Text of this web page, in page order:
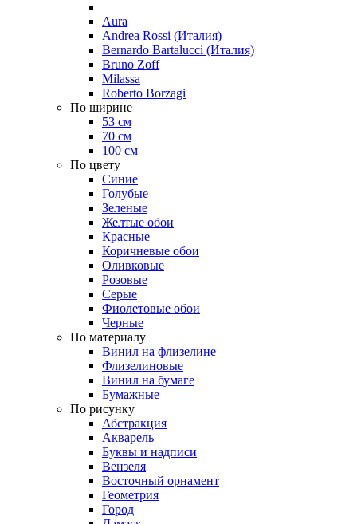
Aura
Andrea Rossi (Италия)
Bernardo Bartalucci (Италия)
Bruno Zoff
Milassa
Roberto Borzagi
По ширине
53 см
70 см
100 см
По цвету
Синие
Голубые
Зеленые
Желтые обои
Красные
Коричневые обои
Оливковые
Розовые
Серые
Фиолетовые обои
Черные
По материалу
Винил на флизелине
Флизелиновые
Винил на бумаге
Бумажные
По рисунку
Абстракция
Акварель
Буквы и надписи
Вензеля
Восточный орнамент
Геометрия
Город